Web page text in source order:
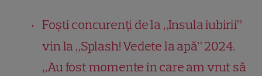
Foști concurenți de la „Insula iubirii”
vin la „Splash! Vedete la apă” 2024.
„Au fost momente în care am vrut să